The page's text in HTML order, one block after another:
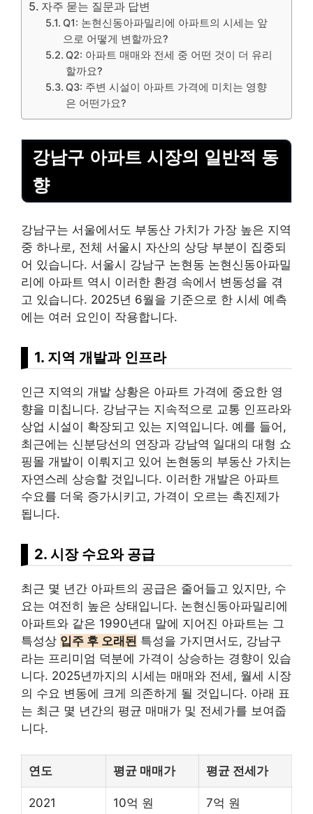
자주 묻는 질문과 답변
Q1: 논현신동아파밀리에 아파트의 시세는 앞
으로 어떻게 변할까요?
Q2: 아파트 매매와 전세 중 어떤 것이 더 유리
할까요?
Q3: 주변 시설이 아파트 가격에 미치는 영향
은 어떤가요?
강남구 아파트 시장의 일반적 동
향
강남구는 서울에서도 부동산 가치가 가장 높은 지역
중 하나로, 전체 서울시 자산의 상당 부분이 집중되
어 있습니다. 서울시 강남구 논현동 논현신동아파밀
리에 아파트 역시 이러한 환경 속에서 변동성을 겪
고 있습니다. 2025년 6월을 기준으로 한 시세 예측
에는 여러 요인이 작용합니다.
1. 지역 개발과 인프라
인근 지역의 개발 상황은 아파트 가격에 중요한 영
향을 미칩니다. 강남구는 지속적으로 교통 인프라와
상업 시설이 확장되고 있는 지역입니다. 예를 들어,
최근에는 신분당선의 연장과 강남역 일대의 대형 쇼
핑몰 개발이 이뤄지고 있어 논현동의 부동산 가치는
자연스레 상승할 것입니다. 이러한 개발은 아파트
수요를 더욱 증가시키고, 가격이 오르는 촉진제가
됩니다.
2. 시장 수요와 공급
최근 몇 년간 아파트의 공급은 줄어들고 있지만, 수
요는 여전히 높은 상태입니다. 논현신동아파밀리에
아파트와 같은 1990년대 말에 지어진 아파트는 그
특성상 입주 후 오래된 특성을 가지면서도, 강남구
라는 프리미엄 덕분에 가격이 상승하는 경향이 있습
니다. 2025년까지의 시세는 매매와 전세, 월세 시장
의 수요 변동에 크게 의존하게 될 것입니다. 아래 표
는 최근 몇 년간의 평균 매매가 및 전세가를 보여줍
니다.
연도 평균 매매가 평균 전세가
2021 10억 원 7억 원